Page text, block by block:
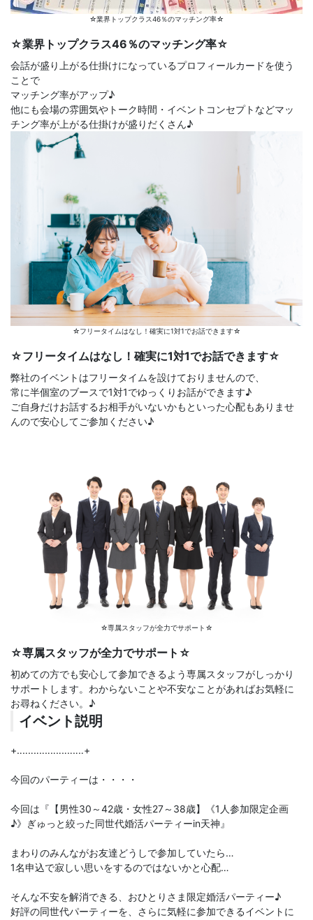
☆業界トップクラス46％のマッチング率☆
☆業界トップクラス46％のマッチング率☆
会話が盛り上がる仕掛けになっているプロフィールカードを使う
ことで
マッチング率がアップ♪
他にも会場の雰囲気やトーク時間・イベントコンセプトなどマッ
チング率が上がる仕掛けが盛りだくさん♪
☆フリータイムはなし！確実に1対1でお話できます☆
☆フリータイムはなし！確実に1対1でお話できます☆
弊社のイベントはフリータイムを設けておりませんので、
常に半個室のブースで1対1でゆっくりお話ができます♪
ご自身だけお話するお相手がいないかもといった心配もありませ
んので安心してご参加ください♪
☆専属スタッフが全力でサポート☆
☆専属スタッフが全力でサポート☆
初めての方でも安心して参加できるよう専属スタッフがしっかり
サポートします。わからないことや不安なことがあればお気軽に
お尋ねください。♪
イベント説明
+‥‥‥‥‥‥‥‥‥‥‥‥+
今回のパーティーは・・・・
今回は『【男性30～42歳・女性27～38歳】《1人参加限定企画
♪》ぎゅっと絞った同世代婚活パーティーin天神』
まわりのみんながお友達どうしで参加していたら…
1名申込で寂しい思いをするのではないかと心配…
そんな不安を解消できる、おひとりさま限定婚活パーティー♪
好評の同世代パーティーを、さらに気軽に参加できるイベントに